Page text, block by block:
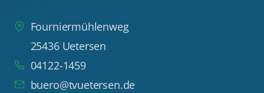
Fourniermühlenweg
25436 Uetersen
04122-1459
buero@tvuetersen.de